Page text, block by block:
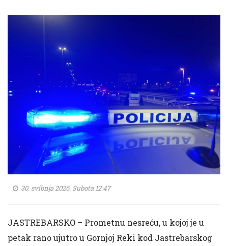
30. svibnja 2026. Subota 12:47
JASTREBARSKO – Prometnu nesreću, u kojoj je u
petak rano ujutro u Gornjoj Reki kod Jastrebarskog